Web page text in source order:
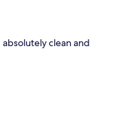
clean and